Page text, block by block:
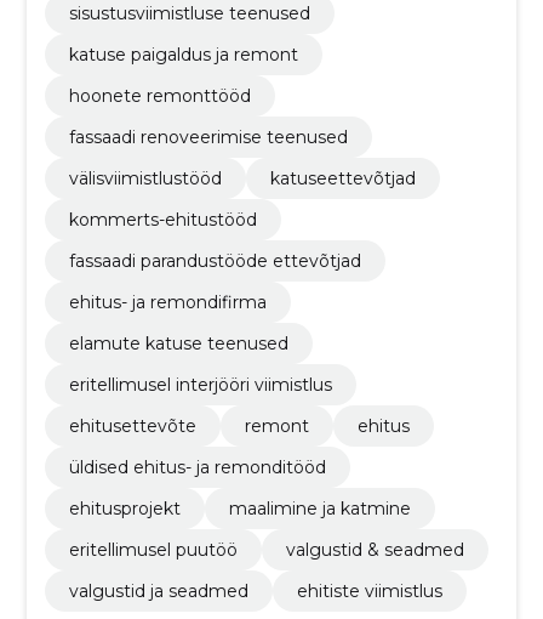
sisustusviimistluse teenused
katuse paigaldus ja remont
hoonete remonttööd
fassaadi renoveerimise teenused
välisviimistlustööd
katuseettevõtjad
kommerts-ehitustööd
fassaadi parandustööde ettevõtjad
ehitus- ja remondifirma
elamute katuse teenused
eritellimusel interjööri viimistlus
ehitusettevõte
remont
ehitus
üldised ehitus- ja remonditööd
ehitusprojekt
maalimine ja katmine
eritellimusel puutöö
valgustid & seadmed
valgustid ja seadmed
ehitiste viimistlus